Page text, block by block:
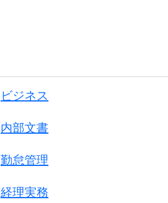
ビジネス
内部文書
勤怠管理
経理実務